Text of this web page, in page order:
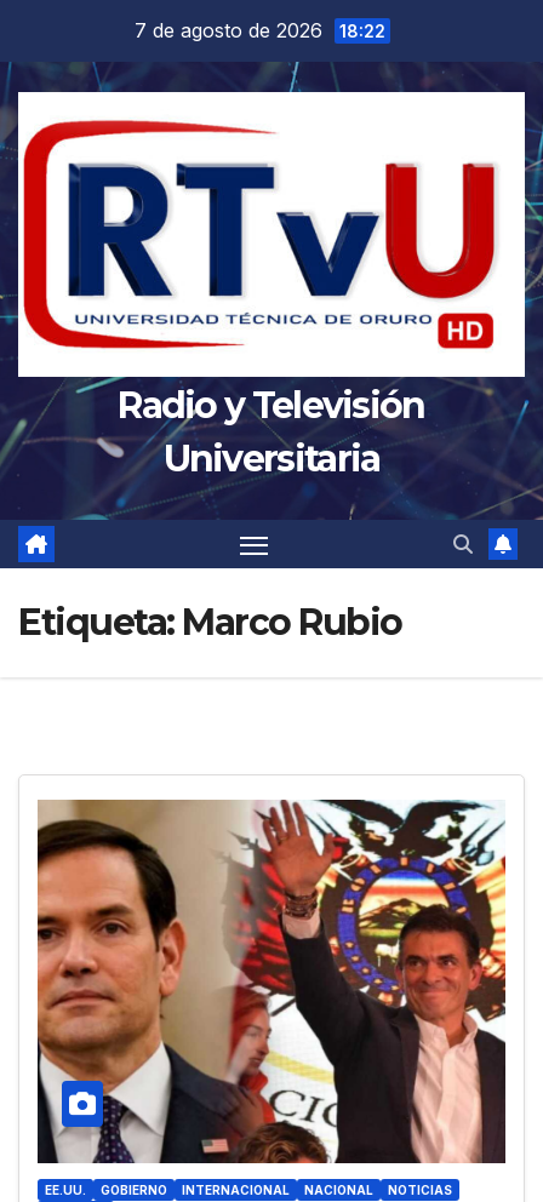
contenido
7 de agosto de 2026 18:22
Radio y Televisión
Universitaria
Etiqueta: Marco Rubio
EE.UU. GOBIERNO INTERNACIONAL NACIONAL
NOTICIAS